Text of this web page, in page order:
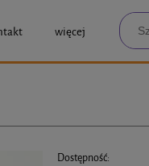
więcej
Dostępność: